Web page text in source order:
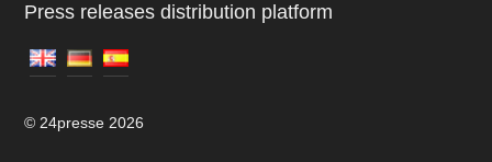
Press releases distribution platform
© 24presse 2026